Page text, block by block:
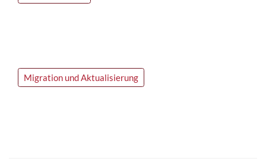
Migration und Aktualisierung